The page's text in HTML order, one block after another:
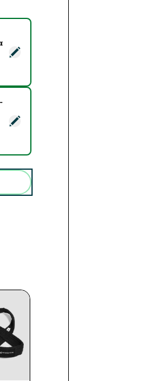
- 900G - 30servings -
Myprotein - Διάφανο/Μαύρο